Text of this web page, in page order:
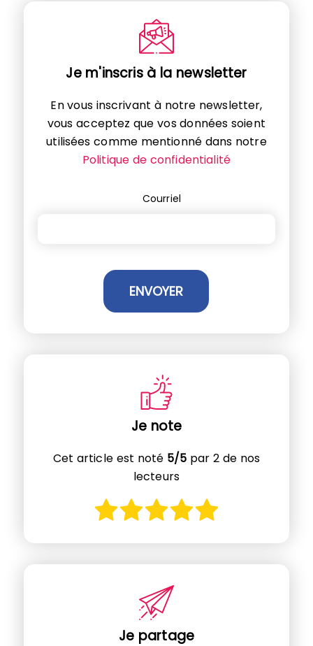
Je m'inscris à la newsletter
En vous inscrivant à notre newsletter,
vous acceptez que vos données soient
utilisées comme mentionné dans notre
Politique de confidentialité
Courriel
Je note
Cet article est noté 5/5 par 2 de nos
lecteurs
Je partage